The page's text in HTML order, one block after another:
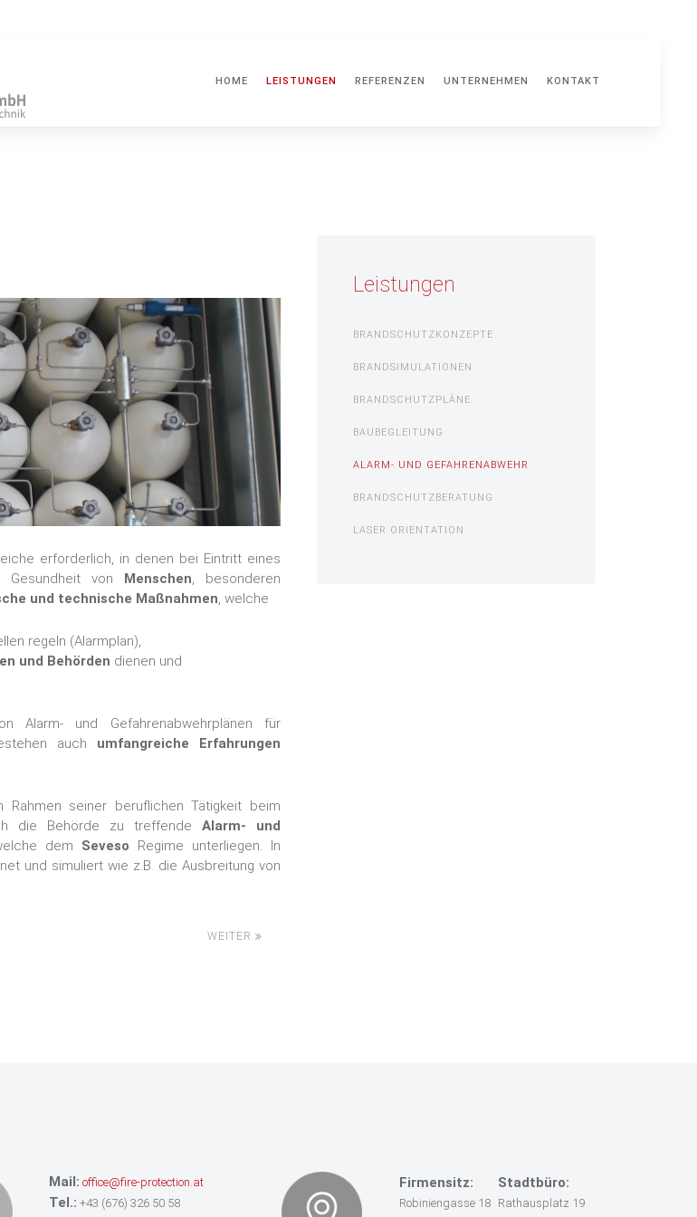
HOME LEISTUNGEN REFERENZEN UNTERNEHMEN KONTAKT
erforderlich, in denen bei Eintritt eines
von Menschen, besonderen
und technische Maßnahmen, welche
regeln (Alarmplan),
und Behörden dienen und
Alarm- und Gefahrenabwehrplänen für
auch umfangreiche Erfahrungen
seiner beruflichen Tätigkeit beim
die Behörde zu treffendeAlarm- und
dem Seveso Regime unterliegen. In
und simuliert wie z.B. die Ausbreitung von
WEITER
Leistungen
BRANDSCHUTZKONZEPTE
BRANDSIMULATIONEN
BRANDSCHUTZPLÄNE
BAUBEGLEITUNG
ALARM- UND GEFAHRENABWEHR
BRANDSCHUTZBERATUNG
LASER ORIENTATION
Mail: office@fire-protection.at
Tel.: +43 (676) 326 50 58
Firmensitz:
Robiniengasse 18
Stadtbüro:
Rathausplatz 19